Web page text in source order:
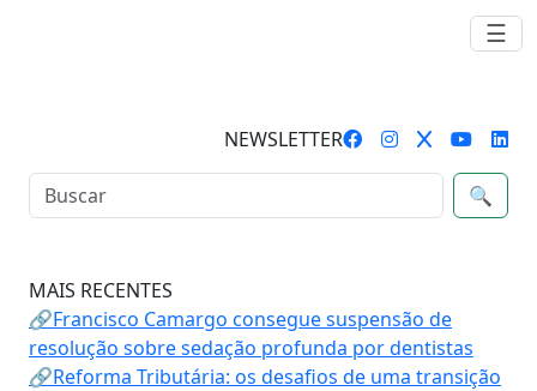
☰
NEWSLETTER
🔍
MAIS RECENTES
🔗Francisco Camargo consegue suspensão de
resolução sobre sedação profunda por dentistas
🔗Reforma Tributária: os desafios de uma transição